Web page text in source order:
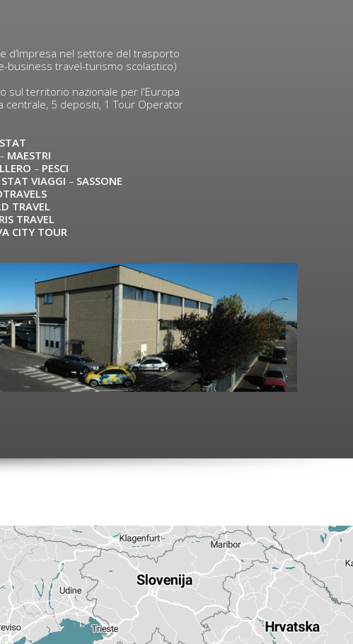
d’Impresa nel settore del trasporto
business travel-turismo scolastico)
sul territorio nazionale per l'Europa
centrale, 5 depositi, 1 Tour Operator
STAT
– MAESTRI
– PESCI
STAT VIAGGI – SASSONE
TRAVEL
TRAVEL
CITY TOUR